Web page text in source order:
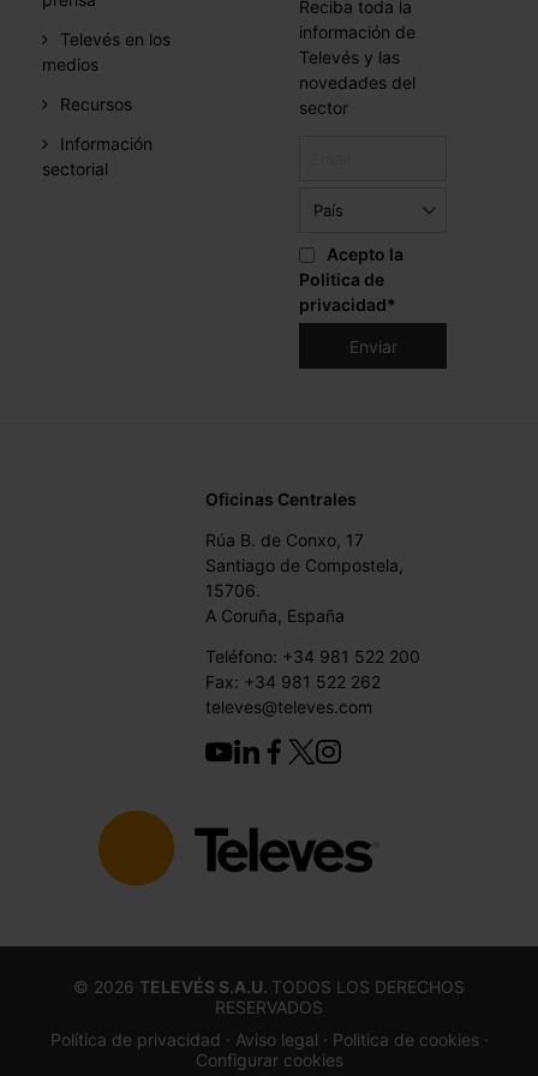
Televés en los
medios
Recursos
Información
sectorial
Reciba toda la
información de
Televés y las
novedades del
sector
Acepto la
Politica de
privacidad*
Oficinas Centrales
Rúa B. de Conxo, 17
Santiago de Compostela,
15706.
A Coruña, España
Teléfono: +34 981 522 200
Fax: +34 981 522 262
televes@televes.com
© 2026 TELEVÉS S.A.U. TODOS LOS DERECHOS
RESERVADOS
Política de privacidad · Aviso legal · Politica de cookies ·
Configurar cookies